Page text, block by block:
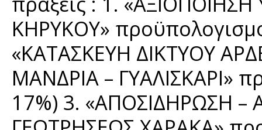
ΚΗΡΥΚΟΥ»
«ΚΑΤΑΣΚΕΥΗ ΔΙΚΤΥΟΥ
ΜΑΝΔΡΙΑ – ΓΥΑΛΙΣΚΑΡΙ»
17%) 3. «ΑΠΟΣΙΔΗΡΩΣΗ